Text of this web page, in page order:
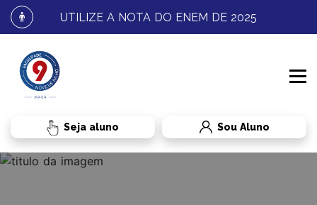
UTILIZE A NOTA DO ENEM DE 2025
Sou Aluno